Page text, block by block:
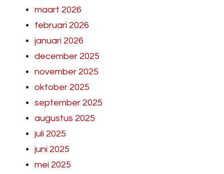
maart 2026
februari 2026
januari 2026
december 2025
november 2025
oktober 2025
september 2025
augustus 2025
juli 2025
juni 2025
mei 2025